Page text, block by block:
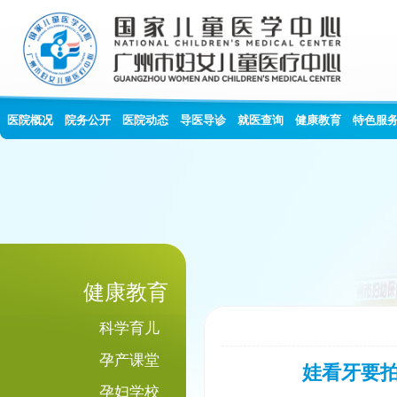
医院概况 院务公开 医院动态 导医导诊 就医查询 健康教育 特色服
健康教育
科学育儿
孕产课堂
孕妇学校
娃看牙要